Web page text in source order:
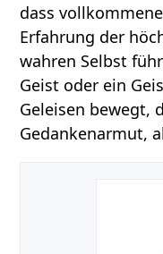
dass
Erfahrung der
wahren Selbst
Geist oder ein
Geleisen bewegt,
Gedankenarmut,